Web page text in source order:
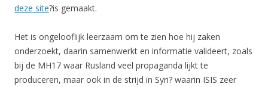
deze site?is gemaakt.
Het is ongelooflijk leerzaam om te zien hoe hij zaken
onderzoekt, daarin samenwerkt en informatie valideert, zoals
bij de MH17 waar Rusland veel propaganda lijkt te
produceren, maar ook in de strijd in Syri? waarin ISIS zeer